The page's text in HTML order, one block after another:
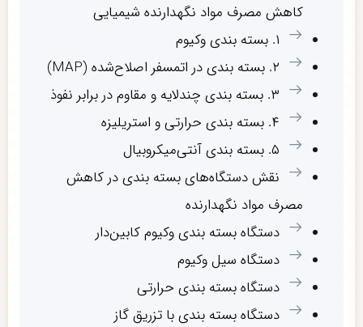
کاهش مصرف مواد نگهدارنده شیمیایی
۱. بسته بندی وکیوم
۲. بسته بندی در اتمسفر اصلاح‌شده (MAP)
۳. بسته بندی چندلایه و مقاوم در برابر نفوذ
۴. بسته بندی حرارتی و استریلیزه
۵. بسته بندی آنتی‌میکروبیال
نقش دستگاه‌های بسته بندی در کاهش
مصرف مواد نگهدارنده
دستگاه بسته بندی وکیوم کابین‌دار
دستگاه سیل وکیوم
دستگاه بسته بندی حرارتی
دستگاه بسته بندی با تزریق گاز